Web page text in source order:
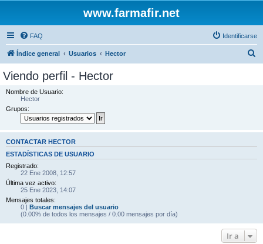
www.farmafir.net
FAQ Identificarse
Índice general Usuarios Hector
Viendo perfil - Hector
Nombre de Usuario:
Hector
Grupos:
CONTACTAR HECTOR
ESTADÍSTICAS DE USUARIO
Registrado:
22 Ene 2008, 12:57
Última vez activo:
25 Ene 2023, 14:07
Mensajes totales:
0 | Buscar mensajes del usuario
(0.00% de todos los mensajes / 0.00 mensajes por día)
Ir a